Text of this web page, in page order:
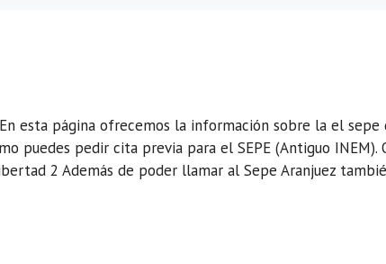
esta página ofrecemos la información sobre la el
puedes pedir cita previa para el SEPE (Antiguo INEM).
2 Además de poder llamar al Sepe Aranjuez